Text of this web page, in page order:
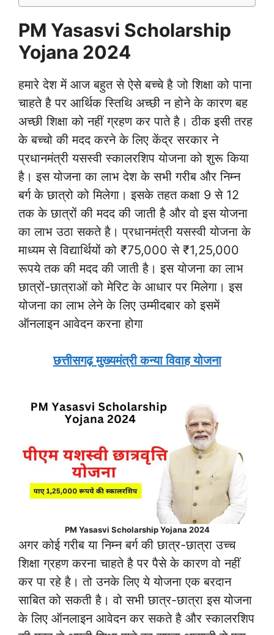
PM Yasasvi Scholarship
Yojana 2024
हमारे देश में आज बहुत से ऐसे बच्चे है जो शिक्षा को पाना
चाहते है पर आर्थिक स्तिथि अच्छी न होने के कारण बह
अच्छी शिक्षा को नहीं ग्रहण कर पाते है। ठीक इसी तरह
के बच्चो की मदद करने के लिए केंद्र सरकार ने
प्रधानमंत्री यसस्वी स्कालरशिप योजना को शुरू किया
है। इस योजना का लाभ देश के सभी गरीब और निम्न
बर्ग के छात्रो को मिलेगा। इसके तहत कक्षा 9 से 12
तक के छात्रों की मदद की जाती है और वो इस योजना
का लाभ उठा सकते है। प्रधानमंत्री यसस्वी योजना के
माध्यम से विद्यार्थियों को ₹75,000 से ₹1,25,000
रूपये तक की मदद की जाती है। इस योजना का लाभ
छात्रों-छात्राओं को मेरिट के आधार पर मिलेगा। इस
योजना का लाभ लेने के लिए उम्मीदबार को इसमें
ऑनलाइन आवेदन करना होगा
छत्तीसगढ़ मुख्यमंत्री कन्या विवाह योजना
PM Yasasvi Scholarship Yojana 2024
अगर कोई गरीब या निम्न बर्ग की छात्र-छात्रा उच्च
शिक्षा ग्रहण करना चाहते है पर पैसे के कारण वो नहीं
कर पा रहे है। तो उनके लिए ये योजना एक बरदान
साबित को सकती है। वो सभी छात्र-छात्रा इस योजना
के लिए ऑनलाइन आवेदन कर सकते है और स्कालरशिप